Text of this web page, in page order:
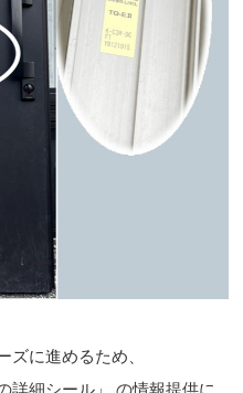
ズに進めるため、